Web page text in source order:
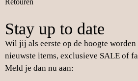
Retouren
Stay up to date
Wil jij als eerste op de hoogte worden
nieuwste items, exclusieve SALE of
Meld je dan nu aan: